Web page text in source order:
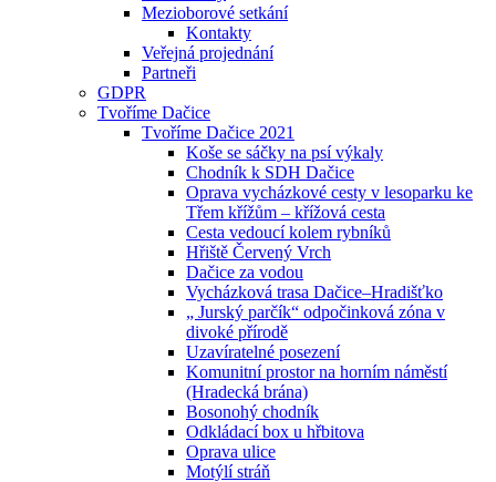
Mezioborové setkání
Kontakty
Veřejná projednání
Partneři
GDPR
Tvoříme Dačice
Tvoříme Dačice 2021
Koše se sáčky na psí výkaly
Chodník k SDH Dačice
Oprava vycházkové cesty v lesoparku ke
Třem křížům – křížová cesta
Cesta vedoucí kolem rybníků
Hřiště Červený Vrch
Dačice za vodou
Vycházková trasa Dačice–Hradišťko
„ Jurský parčík“ odpočinková zóna v
divoké přírodě
Uzavíratelné posezení
Komunitní prostor na horním náměstí
(Hradecká brána)
Bosonohý chodník
Odkládací box u hřbitova
Oprava ulice
Motýlí stráň